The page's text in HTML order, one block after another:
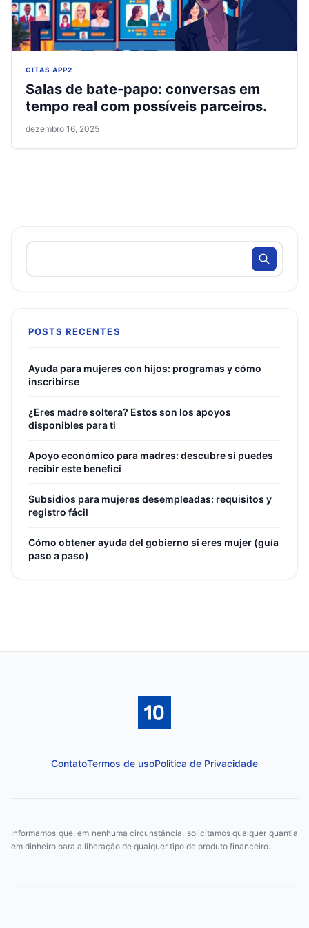
CITAS APP2
Salas de bate-papo: conversas em
tempo real com possíveis parceiros.
dezembro 16, 2025
POSTS RECENTES
Ayuda para mujeres con hijos: programas y cómo
inscribirse
¿Eres madre soltera? Estos son los apoyos
disponibles para ti
Apoyo económico para madres: descubre si puedes
recibir este benefici
Subsidios para mujeres desempleadas: requisitos y
registro fácil
Cómo obtener ayuda del gobierno si eres mujer (guía
paso a paso)
ContatoTermos de usoPolitica de Privacidade
Informamos que, em nenhuma circunstância, solicitamos qualquer quantia
em dinheiro para a liberação de qualquer tipo de produto financeiro.